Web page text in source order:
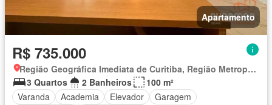
Apartamento
R$ 735.000
Região Geográfica Imediata de Curitiba, Região Metropolitana de Curitiba
3 Quartos
2 Banheiros
100 m²
Varanda
Academia Elevador
Garagem